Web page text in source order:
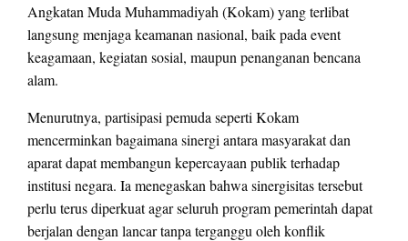
Angkatan Muda Muhammadiyah (Kokam) yang terlibat
langsung menjaga keamanan nasional, baik pada event
keagamaan, kegiatan sosial, maupun penanganan bencana
alam.
Menurutnya, partisipasi pemuda seperti Kokam
mencerminkan bagaimana sinergi antara masyarakat dan
aparat dapat membangun kepercayaan publik terhadap
institusi negara. Ia menegaskan bahwa sinergisitas tersebut
perlu terus diperkuat agar seluruh program pemerintah dapat
berjalan dengan lancar tanpa terganggu oleh konflik